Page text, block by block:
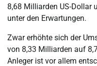
8,68 Milliarden US-Dollar
unter den Erwartungen.
Zwar erhöhte sich der
von 8,33 Milliarden auf
Anleger ist vor allem